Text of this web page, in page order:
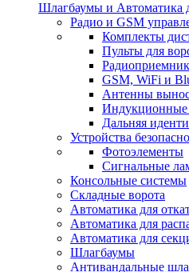
Шлагбаумы и Автоматика
Радио и GSM
Комплекты
Пульты для
GSM, WiFi и
Антенны
Индукционные
Дальняя
Устройства
Фотоэлементы
Сигнальные
Консольные системы
Складные ворота
Автоматика для
Автоматика для
Автоматика для
Шлагбаумы
Антивандальные